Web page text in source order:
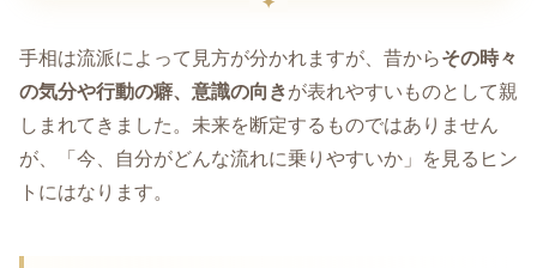
手相は流派によって見方が分かれますが、昔からその時々
の気分や行動の癖、意識の向きが表れやすいものとして親
しまれてきました。未来を断定するものではありません
が、「今、自分がどんな流れに乗りやすいか」を見るヒン
トにはなります。